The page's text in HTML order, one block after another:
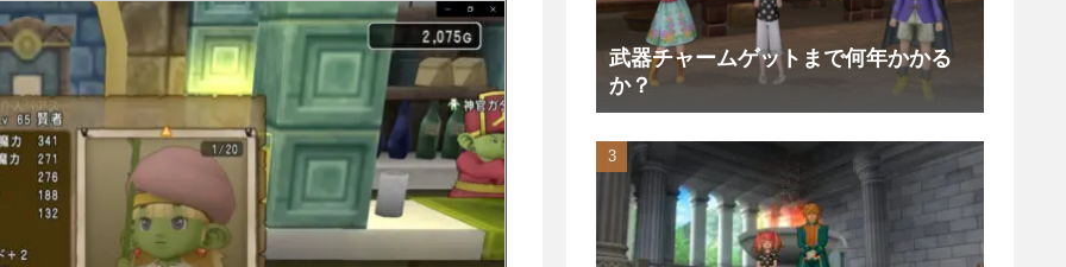
武器チャームゲットまで何年かかる
か？